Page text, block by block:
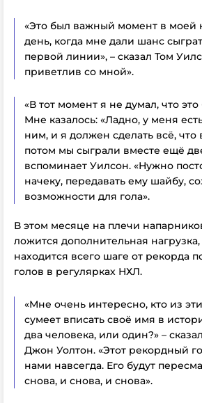
«Это был важный момент в моей
день, когда мне дали шанс
первой линии», – сказал Том
приветлив со мной».
«В тот момент я не думал, что это
Мне казалось: «Ладно, у меня
ним, и я должен сделать всё, что
потом мы сыграли вместе ещё
вспоминает Уилсон. «Нужно
начеку, передавать ему шайбу,
возможности для гола».
В этом месяце на плечи
ложится дополнительная нагрузка,
находится всего шаге от рекорда
голов в регулярках НХЛ.
«Мне очень интересно, кто из
сумеет вписать своё имя в
два человека, или один?» –
Джон Уолтон. «Этот рекордный
нами навсегда. Его будут
снова, и снова, и снова».